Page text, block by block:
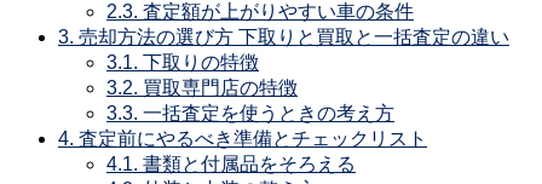
2.3. 査定額が上がりやすい車の条件
3. 売却方法の選び方 下取りと買取と一括査定の違い
3.1. 下取りの特徴
3.2. 買取専門店の特徴
3.3. 一括査定を使うときの考え方
4. 査定前にやるべき準備とチェックリスト
4.1. 書類と付属品をそろえる